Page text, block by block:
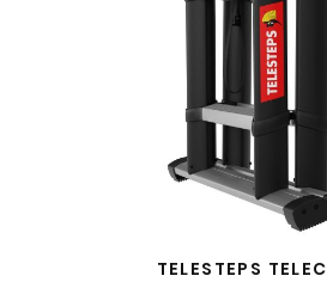
TELESTEPS